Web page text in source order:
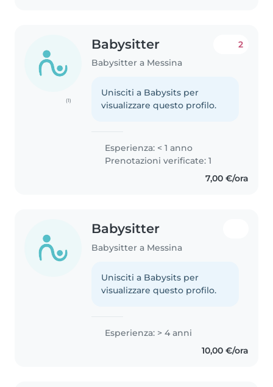
(1)
Babysitter
Babysitter a Messina
2
Unisciti a Babysits per
visualizzare questo profilo.
Esperienza: < 1 anno
Prenotazioni verificate: 1
7,00 €/ora
Babysitter
Babysitter a Messina
Unisciti a Babysits per
visualizzare questo profilo.
Esperienza: > 4 anni
10,00 €/ora